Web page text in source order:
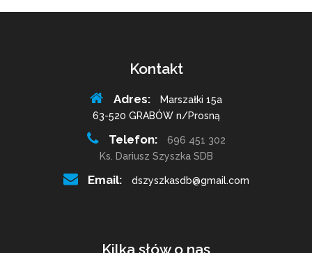
Kontakt
Adres:
Marszałki 15a
63-520 GRABÓW n/Prosną
Telefon:
696 451 302
Ks. Dariusz Szyszka SDB
Email: dszyszkasdb@gmail.com
Kilka słów o nas